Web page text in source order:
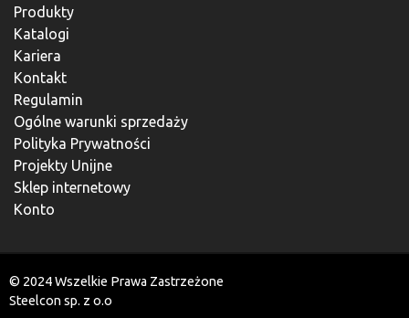
Produkty
Katalogi
Kariera
Kontakt
Regulamin
Ogólne warunki sprzedaży
Polityka Prywatności
Projekty Unijne
Sklep internetowy
Konto
© 2024 Wszelkie Prawa Zastrzeżone
Steelcon sp. z o.o